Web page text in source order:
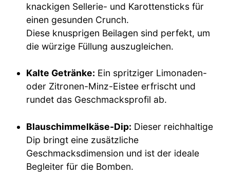
knackigen Sellerie- und Karottensticks für
einen gesunden Crunch.
Diese knusprigen Beilagen sind perfekt, um
die würzige Füllung auszugleichen.
Kalte Getränke: Ein spritziger Limonaden-
oder Zitronen-Minz-Eistee erfrischt und
rundet das Geschmacksprofil ab.
Blauschimmelkäse-Dip: Dieser reichhaltige
Dip bringt eine zusätzliche
Geschmacksdimension und ist der ideale
Begleiter für die Bomben.